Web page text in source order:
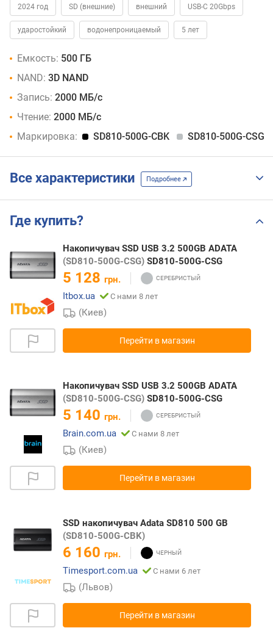
2024 год SD (внешние) внешний USB-C 20Gbps
ударостойкий водонепроницаемый 5 лет
Емкость: 500 ГБ
NAND: 3D NAND
Запись: 2000 МБ/с
Чтение: 2000 МБ/с
Маркировка:
SD810-500G-CBK SD810-500G-CSG
Все характеристики Подробнее
Где купить?
Накопичувач SSD USB 3.2 500GB ADATA
(SD810-500G-CSG) SD810-500G-CSG
5 128 грн.
Itbox.ua
С нами 8 лет
(Киев)
Перейти в магазин
Накопичувач SSD USB 3.2 500GB ADATA
(SD810-500G-CSG) SD810-500G-CSG
5 140 грн.
Brain.com.ua
С нами 8 лет
(Киев)
Перейти в магазин
SSD накопичувач Adata SD810 500 GB
(SD810-500G-CBK)
6 160 грн.
Timesport.com.ua
С нами 6 лет
(Львов)
Перейти в магазин